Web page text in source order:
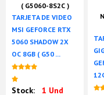
( G5060-8S2C )
TARJETA DE VIDEO
MSI GEFORCE RTX
5060 SHADOW 2X
OC 8GB ( G50 ...
Stock:
1 Und